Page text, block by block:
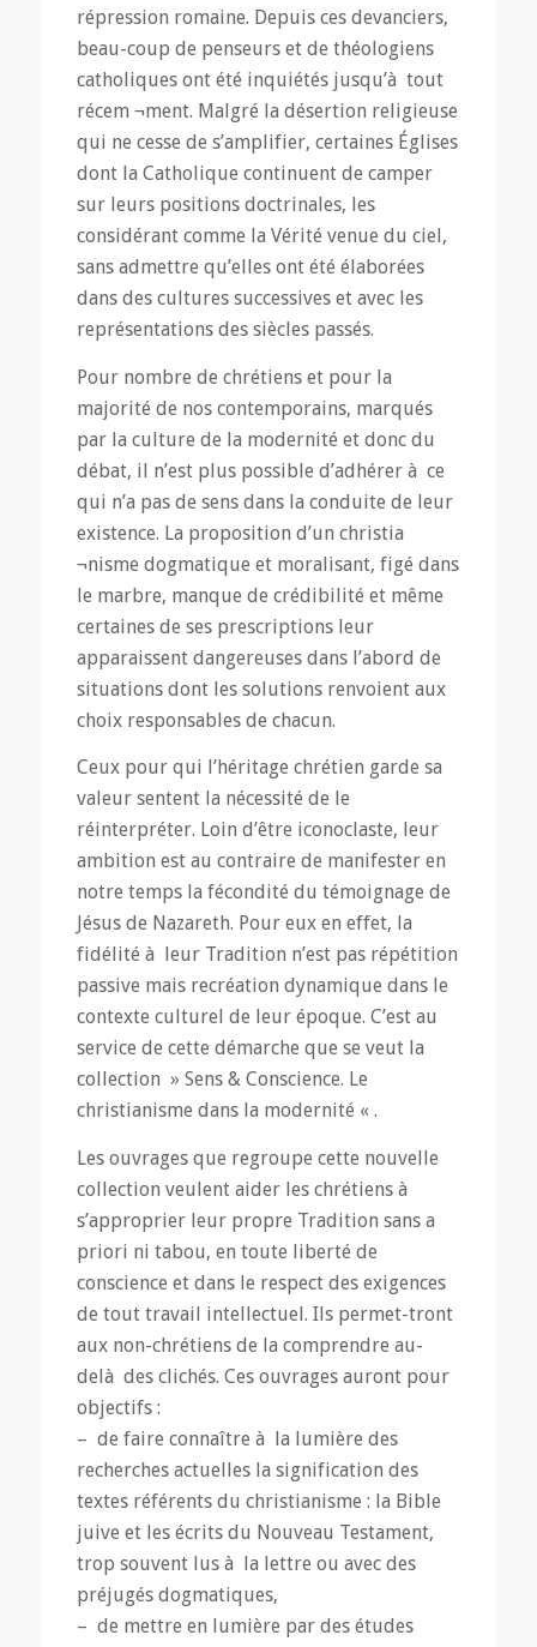
répression romaine. Depuis ces devanciers,
beau-coup de penseurs et de théologiens
catholiques ont été inquiétés jusqu’à tout
récem ¬ment. Malgré la désertion religieuse
qui ne cesse de s’amplifier, certaines Églises
dont la Catholique continuent de camper
sur leurs positions doctrinales, les
considérant comme la Vérité venue du ciel,
sans admettre qu’elles ont été élaborées
dans des cultures successives et avec les
représentations des siècles passés.
Pour nombre de chrétiens et pour la
majorité de nos contemporains, marqués
par la culture de la modernité et donc du
débat, il n’est plus possible d’adhérer à ce
qui n’a pas de sens dans la conduite de leur
existence. La proposition d’un christia
¬nisme dogmatique et moralisant, figé dans
le marbre, manque de crédibilité et même
certaines de ses prescriptions leur
apparaissent dangereuses dans l’abord de
situations dont les solutions renvoient aux
choix responsables de chacun.
Ceux pour qui l’héritage chrétien garde sa
valeur sentent la nécessité de le
réinterpréter. Loin d’être iconoclaste, leur
ambition est au contraire de manifester en
notre temps la fécondité du témoignage de
Jésus de Nazareth. Pour eux en effet, la
fidélité à leur Tradition n’est pas répétition
passive mais recréation dynamique dans le
contexte culturel de leur époque. C’est au
service de cette démarche que se veut la
collection » Sens & Conscience. Le
christianisme dans la modernité « .
Les ouvrages que regroupe cette nouvelle
collection veulent aider les chrétiens à
s’approprier leur propre Tradition sans a
priori ni tabou, en toute liberté de
conscience et dans le respect des exigences
de tout travail intellectuel. Ils permet-tront
aux non-chrétiens de la comprendre au-
delà des clichés. Ces ouvrages auront pour
objectifs :
– de faire connaître à la lumière des
recherches actuelles la signification des
textes référents du christianisme : la Bible
juive et les écrits du Nouveau Testament,
trop souvent lus à la lettre ou avec des
préjugés dogmatiques,
– de mettre en lumière par des études